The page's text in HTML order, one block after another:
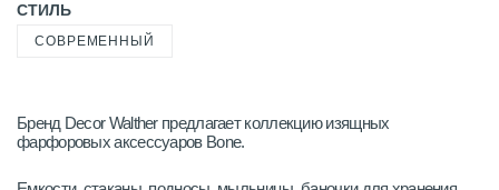
СТИЛЬ
СОВРЕМЕННЫЙ
Бренд Decor Walther предлагает коллекцию изящных
фарфоровых аксессуаров Bone.